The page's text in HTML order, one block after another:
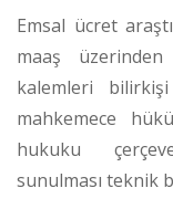
Emsal ücret
maaş
kalemleri
mahkemece
hukuku
sunulması teknik